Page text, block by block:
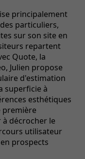
principalement
particuliers,
sur son site en
repartent
Quote, la
Julien propose
d'estimation
superficie à
esthétiques
première
décrocher le
utilisateur
prospects